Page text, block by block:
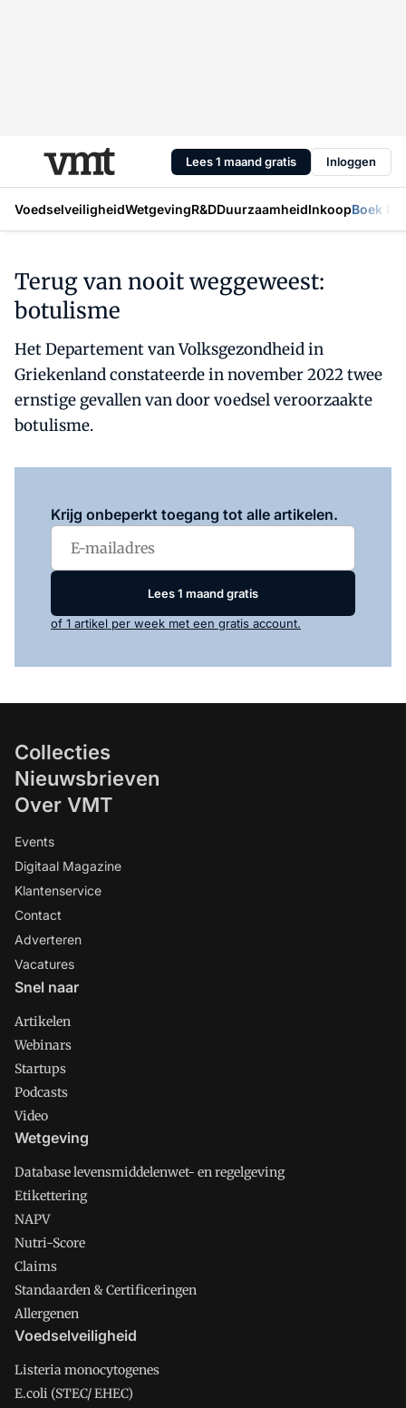
Lees 1 maand gratis Inloggen
VoedselveiligheidWetgevingR&DDuurzaamheidInkoopBoek
Terug van nooit weggeweest:
botulisme
Het Departement van Volksgezondheid in
Griekenland constateerde in november 2022 twee
ernstige gevallen van door voedsel veroorzaakte
botulisme.
Krijg onbeperkt toegang tot alle artikelen.
Lees 1 maand gratis
of 1 artikel per week met een gratis account.
Collecties
Nieuwsbrieven
Over VMT
Events
Digitaal Magazine
Klantenservice
Contact
Adverteren
Vacatures
Snel naar
Artikelen
Webinars
Startups
Podcasts
Video
Wetgeving
Database levensmiddelenwet- en regelgeving
Etikettering
NAPV
Nutri-Score
Claims
Standaarden & Certificeringen
Allergenen
Voedselveiligheid
Listeria monocytogenes
E.coli (STEC/ EHEC)